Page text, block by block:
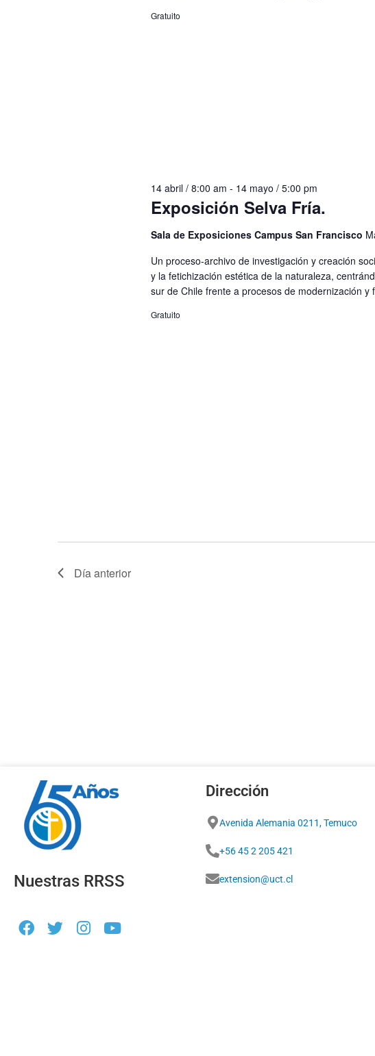
Gratuito
Exposición Selva Fría.
14 abril / 8:00 am - 14 mayo / 5:00 pm
Sala de Exposiciones Campus San Francisco
Un proceso-archivo de investigación y creación
y la fetichización estética de la naturaleza,
sur de Chile frente a procesos de modernización y
Gratuito
Día anterior
Nuestras RRSS
Dirección
Avenida Alemania 0211, Temuco
+56 45 2 205 421
extension@uct.cl